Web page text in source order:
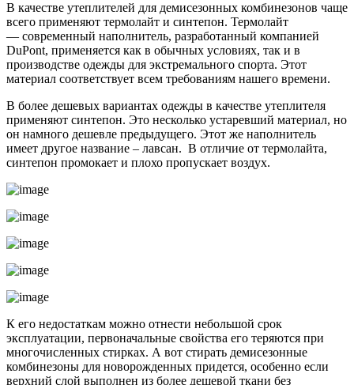
В качестве утеплителей для демисезонных комбинезонов чаще
всего применяют термолайт и синтепон. Термолайт
— современный наполнитель, разработанный компанией
DuPont, применяется как в обычных условиях, так и в
производстве одежды для экстремального спорта. Этот
материал соответствует всем требованиям нашего времени.
В более дешевых вариантах одежды в качестве утеплителя
применяют синтепон. Это несколько устаревший материал, но
он намного дешевле предыдущего. Этот же наполнитель
имеет другое название – лавсан. В отличие от термолайта,
синтепон промокает и плохо пропускает воздух.
К его недостаткам можно отнести небольшой срок
эксплуатации, первоначальные свойства его теряются при
многочисленных стирках. А вот стирать демисезонные
комбинезоны для новорожденных придется, особенно если
верхний слой выполнен из более дешевой ткани без